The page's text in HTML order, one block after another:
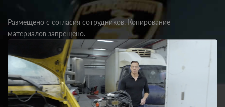
Размещено с согласия сотрудников. Копирование
материалов запрещено.